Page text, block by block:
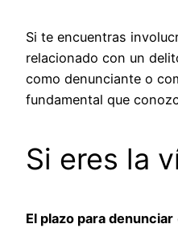
Si te encuentras
relacionado con un
como denunciante o
fundamental que
Si eres la
El plazo para denunciar